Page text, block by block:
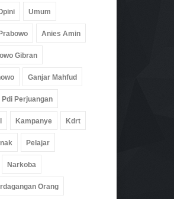
Umum
Anies Amin
Gibran
Ganjar Mahfud
Pdi Perjuangan
Kampanye Kdrt
Pelajar
Narkoba
Orang